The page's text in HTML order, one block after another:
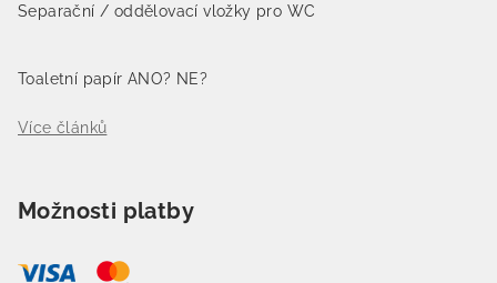
Separační / oddělovací vložky pro WC
Toaletní papír ANO? NE?
Více článků
Možnosti platby